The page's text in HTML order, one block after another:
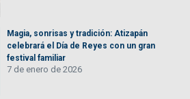
Magia, sonrisas y tradición: Atizapán
celebrará el Día de Reyes con un gran
festival familiar
7 de enero de 2026